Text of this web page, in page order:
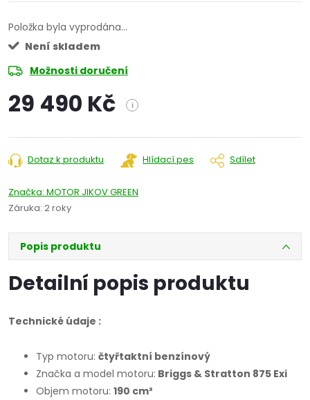
Položka byla vyprodána…
Není skladem
Možnosti doručení
29 490 Kč i
cena:
Dotaz k produktu Hlídací pes Sdílet
Značka: MOTOR JIKOV GREEN
Záruka: 2 roky
Popis produktu
Detailní popis produktu
Technické údaje :
Typ motoru: čtyřtaktní benzínový
Značka a model motoru: Briggs & Stratton 875 Exi
Objem motoru: 190 cm³